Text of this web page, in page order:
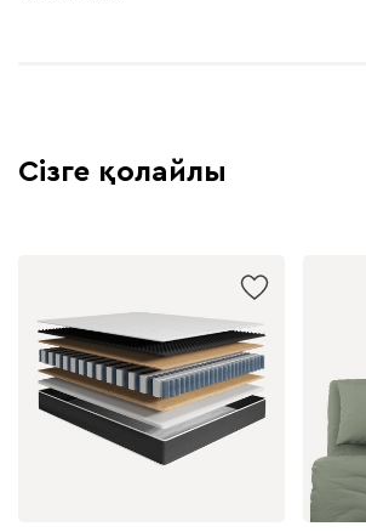
Сізге қолайлы